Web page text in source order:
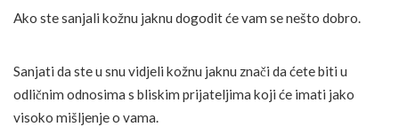
Ako ste sanjali kožnu jaknu dogodit će vam se nešto dobro.
Sanjati da ste u snu vidjeli kožnu jaknu znači da ćete biti u
odličnim odnosima s bliskim prijateljima koji će imati jako
visoko mišljenje o vama.